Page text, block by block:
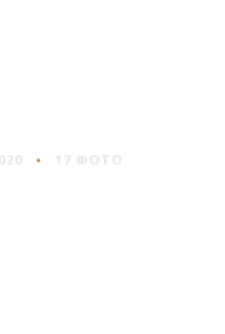
17 ФОТО